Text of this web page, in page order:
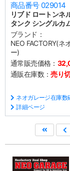
商品番号 029014
リブド ロートンネ
タンク シングルカ
ブランド：
NEO FACTORY(ネ
ー)
通常販売価格：
通販在庫数：売り
ネオガレージ在庫数
詳細ページ